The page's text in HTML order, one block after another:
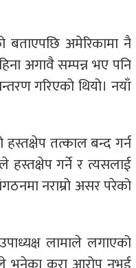
बताएपछि अमेरिकामा नै
अगावै सम्पन्न भए पनि
गरिएको थियो। नयाँ
तत्काल बन्द गर्न
हस्तक्षेप गर्ने र त्यसलाई
नराम्रो असर परेको
लामाले लगाएको